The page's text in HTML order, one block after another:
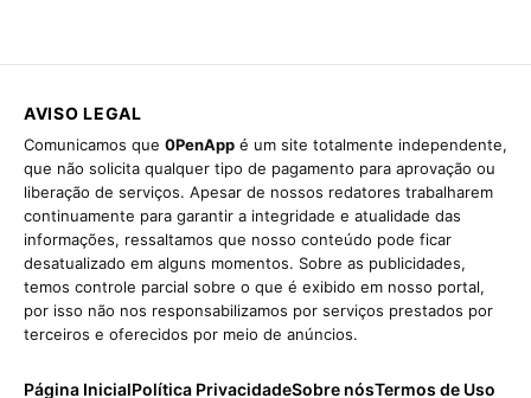
AVISO LEGAL
Comunicamos que 0PenApp é um site totalmente independente,
que não solicita qualquer tipo de pagamento para aprovação ou
liberação de serviços. Apesar de nossos redatores trabalharem
continuamente para garantir a integridade e atualidade das
informações, ressaltamos que nosso conteúdo pode ficar
desatualizado em alguns momentos. Sobre as publicidades,
temos controle parcial sobre o que é exibido em nosso portal,
por isso não nos responsabilizamos por serviços prestados por
terceiros e oferecidos por meio de anúncios.
Página InicialPolítica PrivacidadeSobre nósTermos de Uso